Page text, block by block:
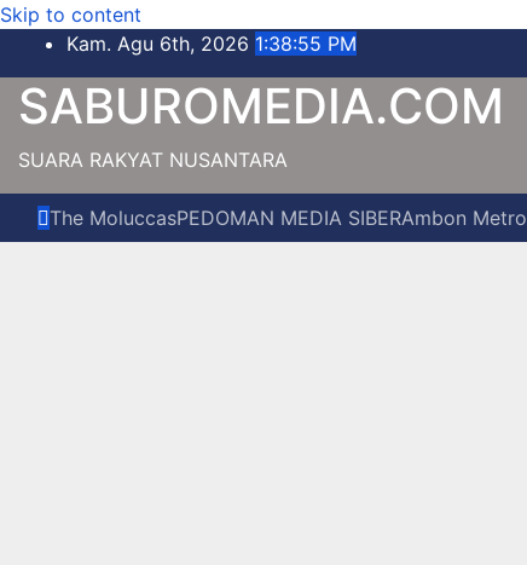
Skip to content
Kam. Agu 6th, 2026 1:38:56 PM
SABUROMEDIA.COM
SUARA RAKYAT NUSANTARA
The MoluccasPEDOMAN MEDIA SIBERAmbon Metro